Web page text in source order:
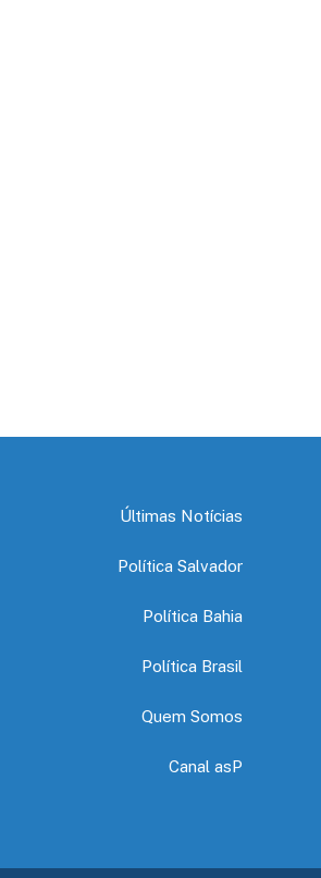
Últimas Notícias
Política Salvador
Política Bahia
Política Brasil
Quem Somos
Canal asP